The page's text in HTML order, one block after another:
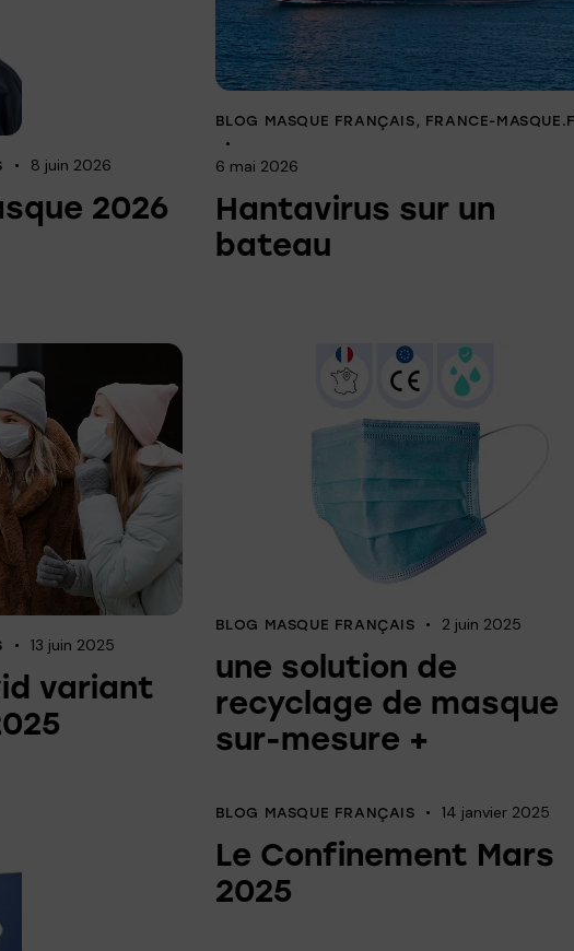
8 juin 2026
2026
BLOG MASQUE FRANÇAIS , FRANCE-
6 mai 2026
Hantavirus sur un
bateau
13 juin 2025
variant
BLOG MASQUE FRANÇAIS 2 juin 2025
une solution de
recyclage de masque
sur-mesure +
BLOG MASQUE FRANÇAIS 14 janvier 2025
Le Confinement Mars
2025